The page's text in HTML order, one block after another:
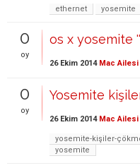
ethernet yosemite
0
oy
os x yosemite
26 Ekim 2014 Mac Ailesi
0
oy
Yosemite
26 Ekim 2014 Mac Ailesi
yosemite-kişiler-
yosemite